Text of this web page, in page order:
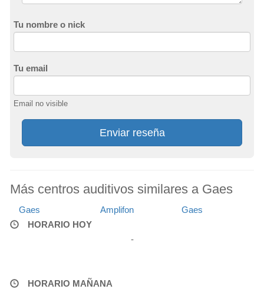
Tu nombre o nick
Tu email
Email no visible
Enviar reseña
Más centros auditivos similares a Gaes
Gaes Amplifon
Gaes
HORARIO HOY
-
HORARIO MAÑANA